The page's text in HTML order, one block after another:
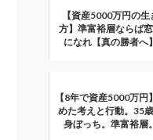
【資産5000万円の生
方】準富裕層ならば
になれ【真の勝者へ】
【8年で資産5000万円
めた考えと行動。35
身ぼっち。準富裕層。